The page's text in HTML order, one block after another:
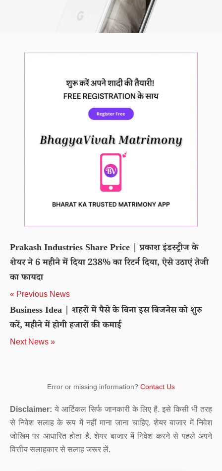
Prakash Industries Share Price | प्रकाश इंडस्ट्रीज के
शेयर ने 6 महीने में दिया 238% का रिटर्न दिया, ऐसे उठाएं तेजी
का फायदा
« Previous News
Business Idea | शहरों में पैसे के बिना इस बिजनेस को शुरु
करें, महीने में होगी हजारों की कमाई
Next News »
Error or missing information? Contact Us
Disclaimer: ये आर्टिकल सिर्फ जानकारी के लिए है. इसे किसी भी तरह
से निवेश सलाह के रूप में नहीं माना जाना चाहिए. शेयर बाजार में निवेश
जोखिम पर आधारित होता है. शेयर बाजार में निवेश करने से पहले अपने
वित्तीय सलाहकार से सलाह जरूर लें.